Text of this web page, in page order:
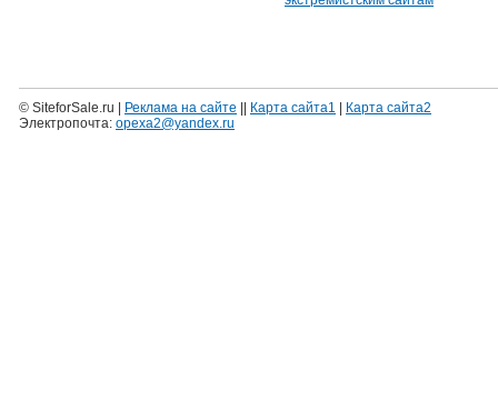
© SiteforSale.ru | Реклама на сайте Карта сайта1
Карта сайта2
Электропочта: opexa2@yandex.ru